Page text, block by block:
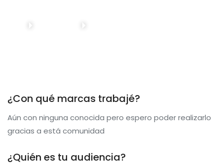
¿Con qué marcas trabajé?
Aún con ninguna conocida pero espero poder realizarlo
gracias a está comunidad
¿Quién es tu audiencia?